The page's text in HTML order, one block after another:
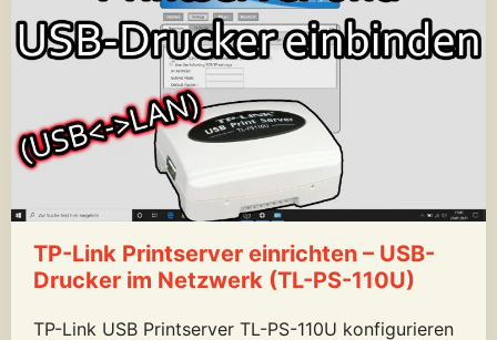
TP-Link Printserver einrichten – USB-
Drucker im Netzwerk (TL-PS-110U)
TP-Link USB Printserver TL-PS-110U konfigurieren